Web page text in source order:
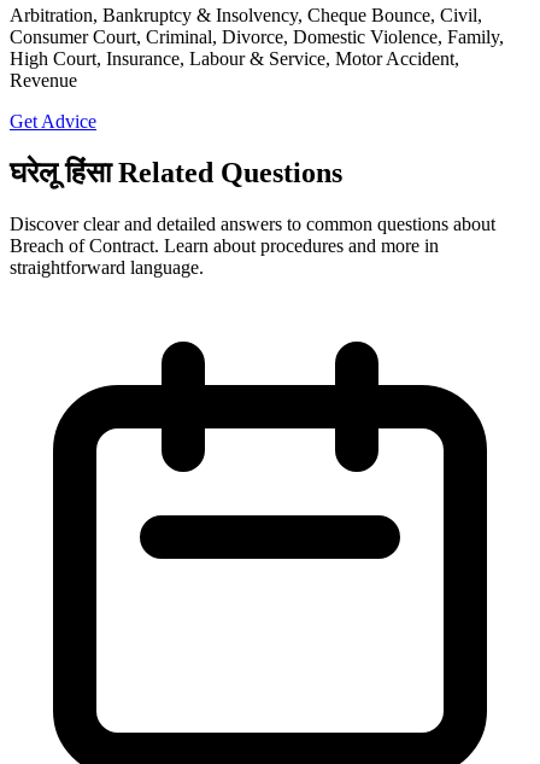
Arbitration, Bankruptcy & Insolvency, Cheque Bounce, Civil,
Consumer Court, Criminal, Divorce, Domestic Violence, Family,
High Court, Insurance, Labour & Service, Motor Accident,
Revenue
Get Advice
घरेलू हिंसा Related Questions
Discover clear and detailed answers to common questions about
Breach of Contract. Learn about procedures and more in
straightforward language.